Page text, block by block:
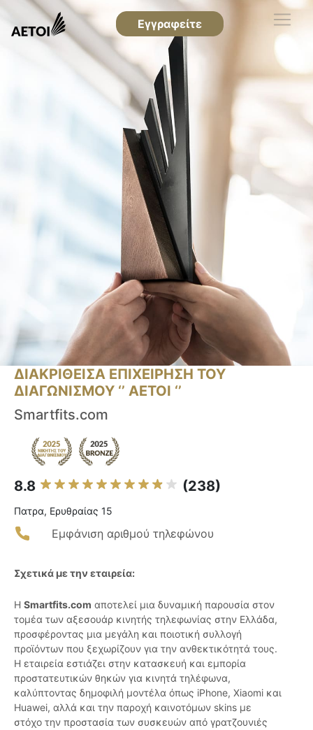
Εγγραφείτε
ΔΙΑΚΡΙΘΕΙΣΑ ΕΠΙΧΕΙΡΗΣΗ ΤΟΥ
ΔΙΑΓΩΝΙΣΜΟΥ ‘’ ΑΕΤΟΙ ‘’
Smartfits.com
8.8 (238)
Πατρα, Ερυθραίας 15
Εμφάνιση αριθμού τηλεφώνου
Σχετικά με την εταιρεία:
Η Smartfits.com αποτελεί μια δυναμική παρουσία στον
τομέα των αξεσουάρ κινητής τηλεφωνίας στην Ελλάδα,
προσφέροντας μια μεγάλη και ποιοτική συλλογή
προϊόντων που ξεχωρίζουν για την ανθεκτικότητά τους.
Η εταιρεία εστιάζει στην κατασκευή και εμπορία
προστατευτικών θηκών για κινητά τηλέφωνα,
καλύπτοντας δημοφιλή μοντέλα όπως iPhone, Xiaomi και
Huawei, αλλά και την παροχή καινοτόμων skins με
στόχο την προστασία των συσκευών από γρατζουνιές